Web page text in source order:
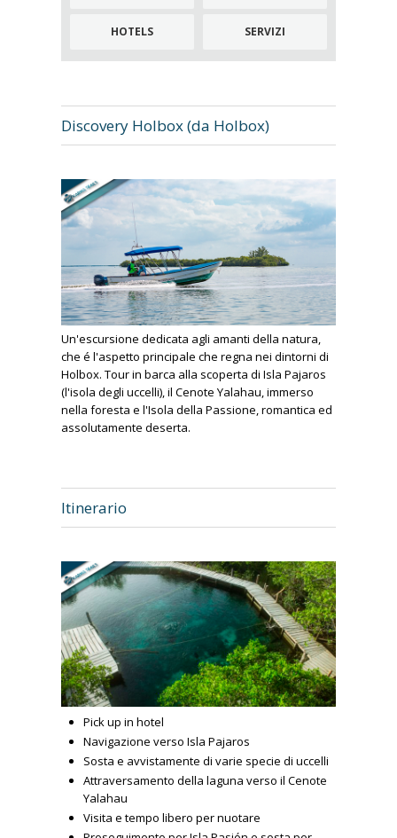
HOTELS SERVIZI
Discovery Holbox (da Holbox)
Un'escursione dedicata agli amanti della natura,
che é l'aspetto principale che regna nei dintorni di
Holbox. Tour in barca alla scoperta di Isla Pajaros
(l'isola degli uccelli), il Cenote Yalahau, immerso
nella foresta e l'Isola della Passione, romantica ed
assolutamente deserta.
Itinerario
Pick up in hotel
Navigazione verso Isla Pajaros
Sosta e avvistamente di varie specie di uccelli
Attraversamento della laguna verso il Cenote
Yalahau
Visita e tempo libero per nuotare